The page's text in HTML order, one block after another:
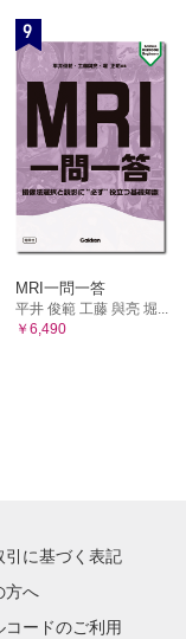
血液型/⑤免疫
/④排尿/⑤腎臓に
③栄養素の代謝/④
と吸収/③各栄養
的特徴/③運動と
者の生理学的特
9
MRI一問一答
平井 俊範 工藤 與亮 堀...
￥6,490
引に基づく表記
方へ
コードのご利用